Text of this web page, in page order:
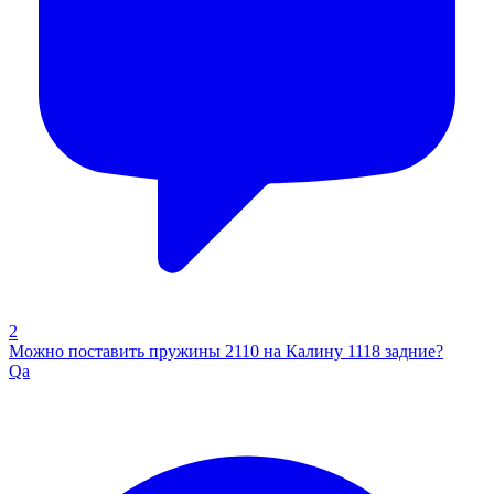
2
Можно поставить пружины 2110 на Калину 1118 задние?
Qa